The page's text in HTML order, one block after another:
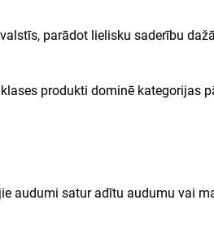
parādot lielisku saderību
produkti dominē kategorijas
audumi satur adītu audumu vai